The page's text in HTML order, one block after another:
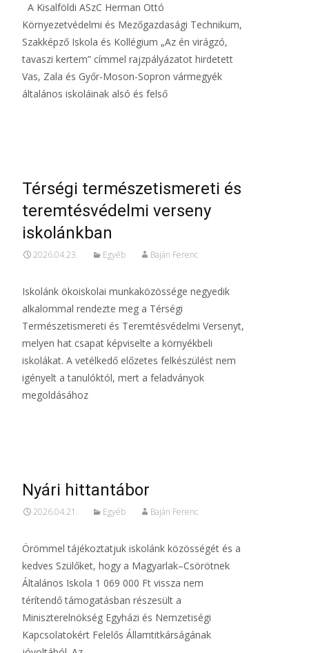
A Kisalföldi ASzC Herman Ottó
Környezetvédelmi és Mezőgazdasági Technikum,
Szakképző Iskola és Kollégium „Az én virágzó,
tavaszi kertem” címmel rajzpályázatot hirdetett
Vas, Zala és Győr-Moson-Sopron vármegyék
általános iskoláinak alsó és felső
Térségi természetismereti és
teremtésvédelmi verseny
iskolánkban
2026.04.23. Egyéb Baján Ferenc
Iskolánk ökoiskolai munkaközössége negyedik
alkalommal rendezte meg a Térségi
Természetismereti és Teremtésvédelmi Versenyt,
melyen hat csapat képviselte a környékbeli
iskolákat. A vetélkedő előzetes felkészülést nem
igényelt a tanulóktól, mert a feladványok
megoldásához
Nyári hittantábor
2026.04.21. Egyéb Baján Ferenc
Örömmel tájékoztatjuk iskolánk közösségét és a
kedves Szülőket, hogy a Magyarlak–Csörötnek
Általános Iskola 1 069 000 Ft vissza nem
térítendő támogatásban részesült a
Miniszterelnökség Egyházi és Nemzetiségi
Kapcsolatokért Felelős Államtitkárságának